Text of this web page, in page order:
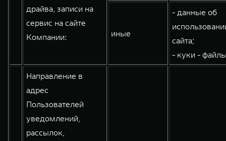
WEY 80
Масштаб возможностей Масштаб возможностей
от 8 099 000 ₽
драйва, записи на
сервис на сайте
Компании:
иные
- данные об
сайта;
- куки -
Направление в
адрес
Пользователей
уведомлений,
рассылок,